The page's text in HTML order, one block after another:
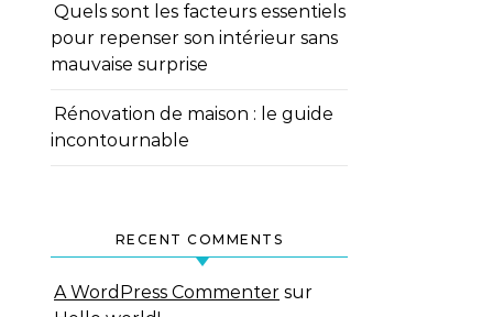
Quels sont les facteurs essentiels
pour repenser son intérieur sans
mauvaise surprise
Rénovation de maison : le guide
incontournable
RECENT COMMENTS
A WordPress Commenter sur